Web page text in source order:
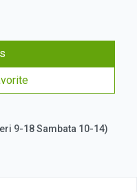
9-18 Sambata 10-14)